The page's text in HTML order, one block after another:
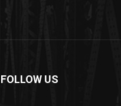
FOLLOW US